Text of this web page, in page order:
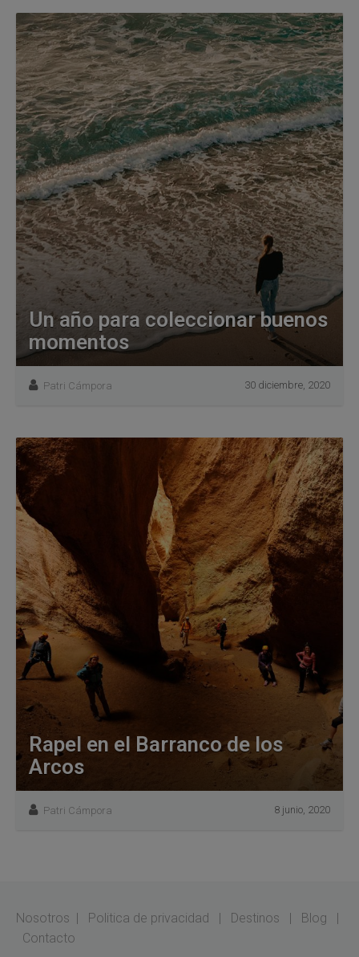
Un año para coleccionar buenos
momentos
Patri Cámpora 30 diciembre, 2020
Rapel en el Barranco de los
Arcos
Patri Cámpora 8 junio, 2020
Nosotros Politica de privacidad Destinos Blog
Contacto